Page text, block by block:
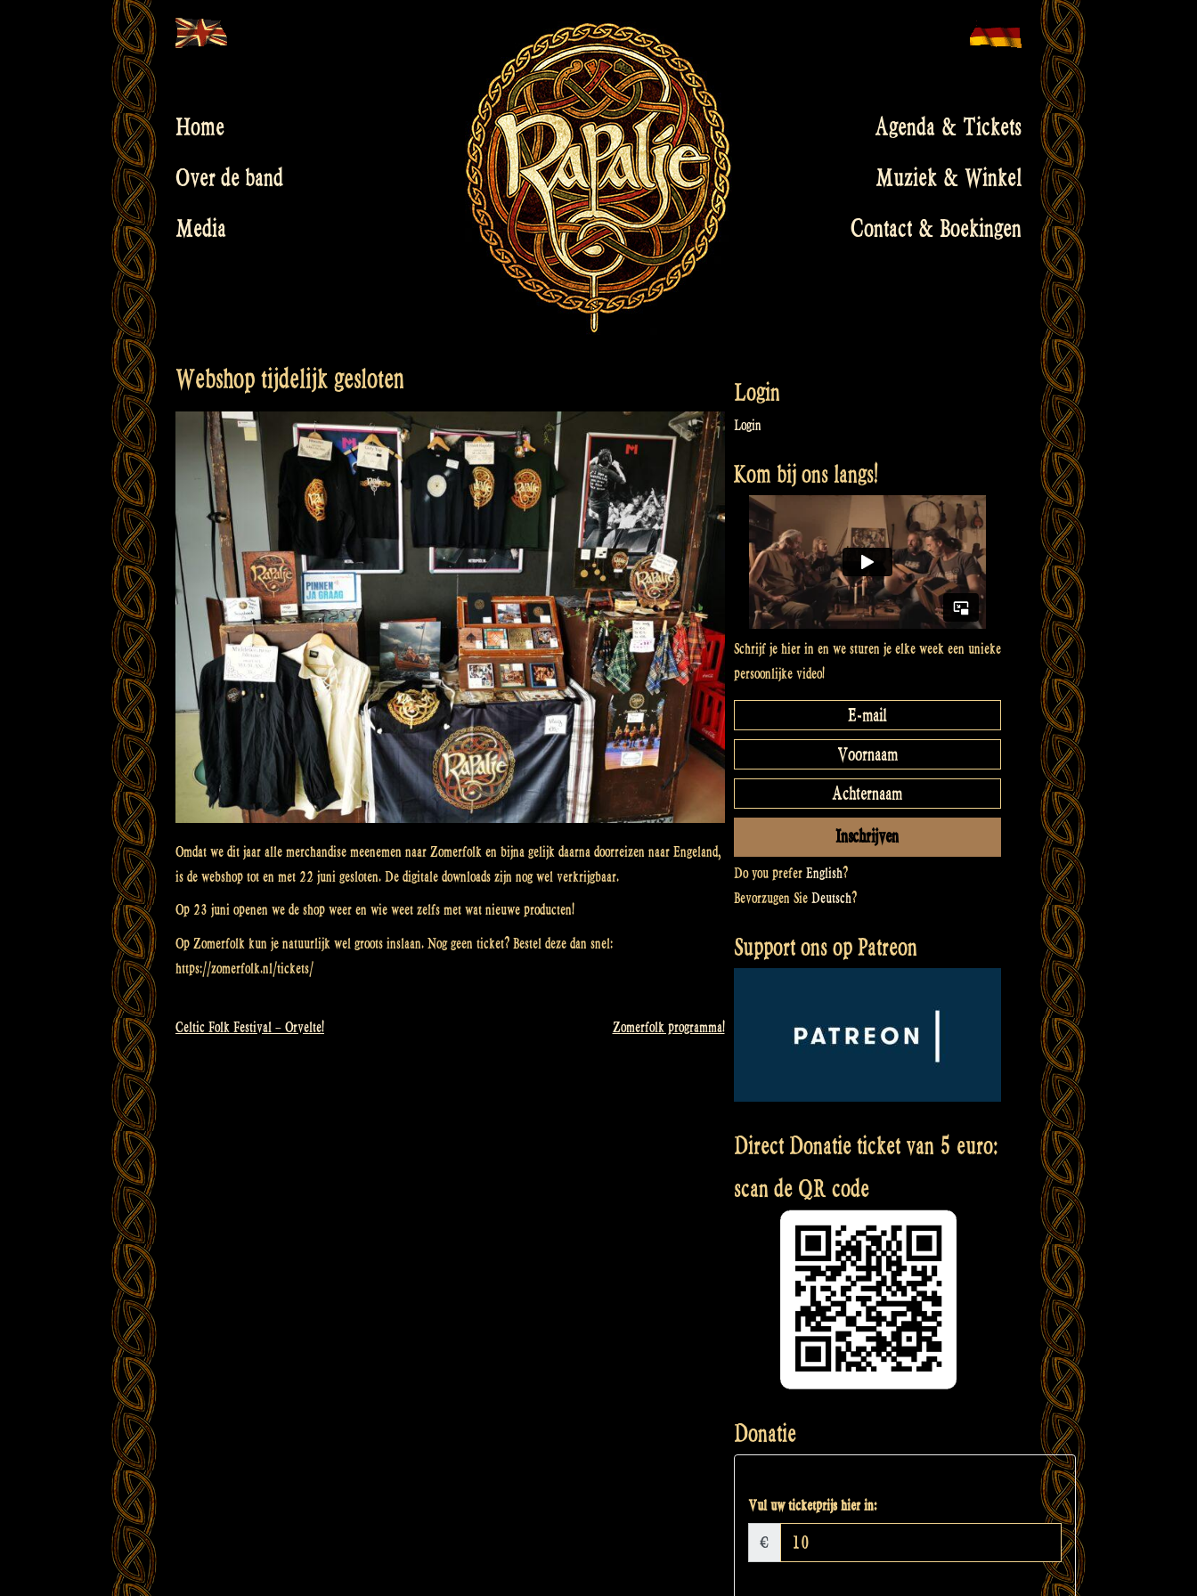
to
Home
Over de band
Media
Agenda & Tickets
Muziek & Winkel
Contact & Boekingen
Webshop tijdelijk gesloten
Omdat we dit jaar alle merchandise meenemen naar Zomerfolk en bijna gelijk daarna doorreizen naar Engeland,
is de webshop tot en met 22 juni gesloten. De digitale downloads zijn nog wel verkrijgbaar.
Op 23 juni openen we de shop weer en wie weet zelfs met wat nieuwe producten!
Op Zomerfolk kun je natuurlijk wel groots inslaan. Nog geen ticket? Bestel deze dan snel:
https://zomerfolk.nl/tickets/
Bericht
Celtic Folk Festival – Orvelte! Zomerfolk programma!
Login
Login
Kom bij ons langs!
Schrijf je hier in en we sturen je elke week een unieke
persoonlijke video!
Do you prefer English?
Bevorzugen Sie Deutsch?
Support ons op Patreon
Direct Donatie ticket van 5 euro:
scan de QR code
Donatie
Vul uw ticketprijs hier in:
€